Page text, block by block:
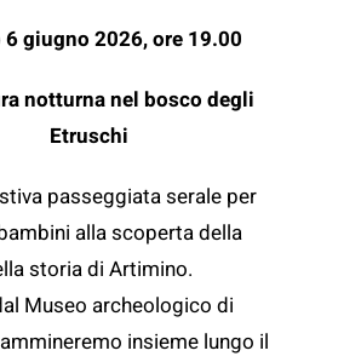
6 giugno 2026, ore 19.00
notturna nel bosco degli
Etruschi
passeggiata serale per
alla scoperta della
storia di Artimino.
Museo archeologico di
insieme lungo il